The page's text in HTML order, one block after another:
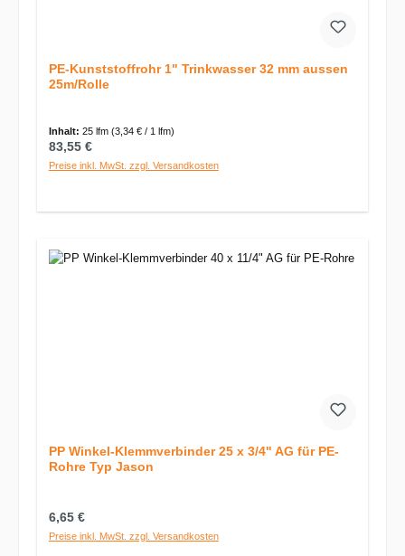
PE-Kunststoffrohr 1" Trinkwasser 32 mm aussen
25m/Rolle
Inhalt: 25 lfm (3,34 € / 1 lfm)
Regulärer Preis:
83,55 €
Preise inkl. MwSt. zzgl. Versandkosten
PP Winkel-Klemmverbinder 25 x 3/4" AG für PE-
Rohre Typ Jason
Regulärer Preis:
6,65 €
Preise inkl. MwSt. zzgl. Versandkosten